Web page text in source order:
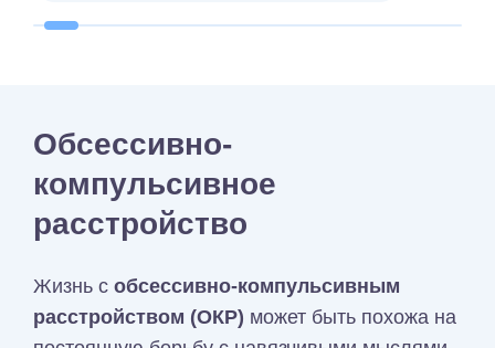
Обсессивно-
компульсивное
расстройство
Жизнь с обсессивно-компульсивным
расстройством (ОКР) может быть похожа на